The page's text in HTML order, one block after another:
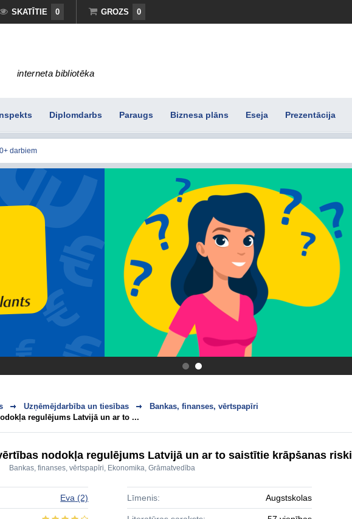
SKATĪTIE 0 GROZS 0
interneta bibliotēka
Diplomdarbs Paraugs Biznesa plāns Eseja Prezentācija
.
Uzņēmējdarbība un tiesības
Bankas, finanses, vērtspapīri
regulējums Latvijā un ar to ...
nodokļa regulējums Latvijā un ar to saistītie krāpšanas riski
Bankas, finanses, vērtspapīri, Ekonomika, Grāmatvedība
Eva (2) Līmenis: Augstskolas